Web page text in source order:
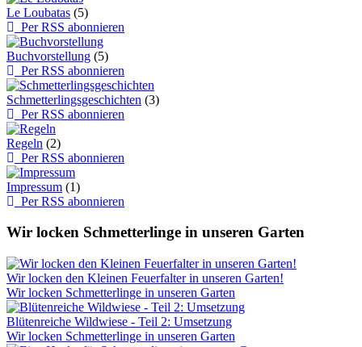
Le Loubatas (5)
Per RSS abonnieren
Buchvorstellung (5)
Per RSS abonnieren
Schmetterlingsgeschichten (3)
Per RSS abonnieren
Regeln (2)
Per RSS abonnieren
Impressum (1)
Per RSS abonnieren
Wir locken Schmetterlinge in unseren Garten
Wir locken den Kleinen Feuerfalter in unseren Garten!
Wir locken Schmetterlinge in unseren Garten
Blütenreiche Wildwiese - Teil 2: Umsetzung
Wir locken Schmetterlinge in unseren Garten